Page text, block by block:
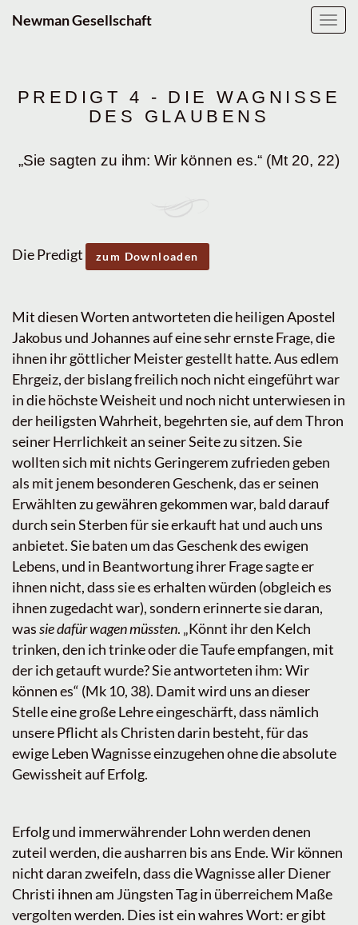
Newman Gesellschaft
PREDIGT 4 - DIE WAGNISSE
DES GLAUBENS
„Sie sagten zu ihm: Wir können es.“ (Mt 20, 22)
Die Predigt zum Downloaden
Mit diesen Worten antworteten die heiligen Apostel
Jakobus und Johannes auf eine sehr ernste Frage, die
ihnen ihr göttlicher Meister gestellt hatte. Aus edlem
Ehrgeiz, der bislang freilich noch nicht eingeführt war
in die höchste Weisheit und noch nicht unterwiesen in
der heiligsten Wahrheit, begehrten sie, auf dem Thron
seiner Herrlichkeit an seiner Seite zu sitzen. Sie
wollten sich mit nichts Geringerem zufrieden geben
als mit jenem besonderen Geschenk, das er seinen
Erwählten zu gewähren gekommen war, bald darauf
durch sein Sterben für sie erkauft hat und auch uns
anbietet. Sie baten um das Geschenk des ewigen
Lebens, und in Beantwortung ihrer Frage sagte er
ihnen nicht, dass sie es erhalten würden (obgleich es
ihnen zugedacht war), sondern erinnerte sie daran,
wassie dafür wagen müssten. „Könnt ihr den Kelch
trinken, den ich trinke oder die Taufe empfangen, mit
der ich getauft wurde? Sie antworteten ihm: Wir
können es“ (Mk 10, 38). Damit wird uns an dieser
Stelle eine große Lehre eingeschärft, dass nämlich
unsere Pflicht als Christen darin besteht, für das
ewige Leben Wagnisse einzugehen ohne die absolute
Gewissheit auf Erfolg.
Erfolg und immerwährender Lohn werden denen
zuteil werden, die ausharren bis ans Ende. Wir können
nicht daran zweifeln, dass die Wagnisse aller Diener
Christi ihnen am Jüngsten Tag in überreichem Maße
vergolten werden. Dies ist ein wahres Wort: er gibt